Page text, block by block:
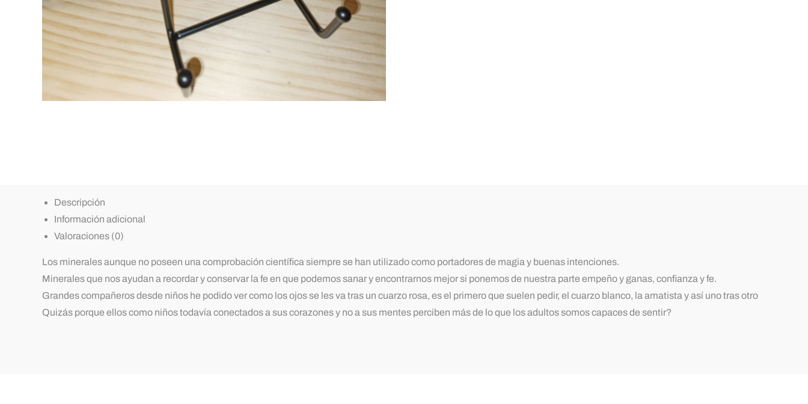
Descripción
Información adicional
Valoraciones (0)
Los minerales aunque no poseen una comprobación científica siempre se han utilizado como portadores de magia y buenas intenciones.
Minerales que nos ayudan a recordar y conservar la fe en que podemos sanar y encontrarnos mejor si ponemos de nuestra parte empeño y ganas, confianza y fe.
Grandes compañeros desde niños he podido ver como los ojos se les va tras un cuarzo rosa, es el primero que suelen pedir, el cuarzo blanco, la amatista y así uno tras otro
Quizás porque ellos como niños todavía conectados a sus corazones y no a sus mentes perciben más de lo que los adultos somos capaces de sentir?